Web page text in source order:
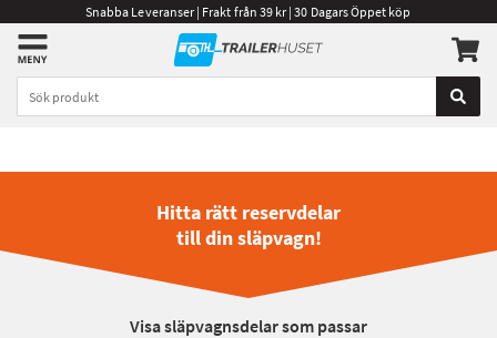
Snabba Leveranser | Frakt från 39 kr | 30 Dagars Öppet köp
Hitta rätt reservdelar
till din släpvagn!
Visa släpvagnsdelar som passar